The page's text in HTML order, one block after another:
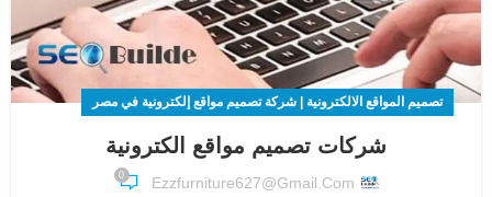
تصميم المواقع الالكترونية | شركة تصميم مواقع إلكترونية في مصر
شركات تصميم مواقع الكترونية
Ezzfurniture627@gmail.com
0